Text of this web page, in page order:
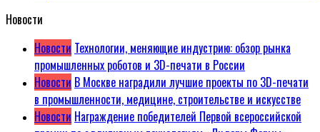
Новости
Новости Технологии, меняющие индустрию: обзор рынка
промышленных роботов и 3D-печати в России
Новости В Москве наградили лучшие проекты по 3D-печати
в промышленности, медицине, строительстве и искусстве
Новости Награждение победителей Первой всероссийской